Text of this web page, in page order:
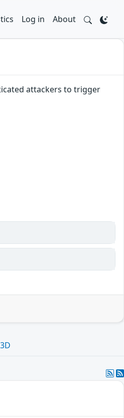
Log in About
attackers to trigger